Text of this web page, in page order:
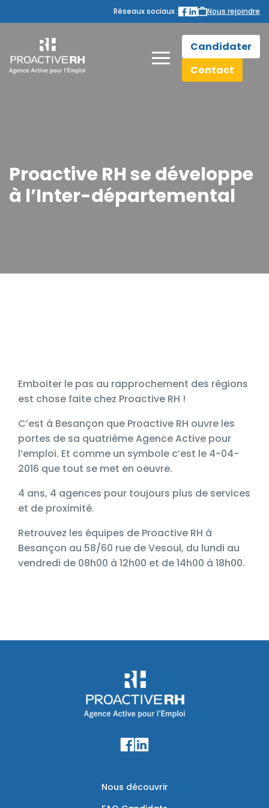
Réseaux sociaux : Nous rejoindre
Candidater
Contact
Proactive RH se développe
à l’Inter-départemental
Emboiter le pas au rapprochement des régions
est chose faite chez Proactive RH !
C’est à Besançon que Proactive RH ouvre les
portes de sa quatrième Agence Active pour
l’emploi. Et comme un symbole c’est le 4-04-
2016 que tout se met en oeuvre.
4 ans, 4 agences pour toujours plus de services
et de proximité.
Retrouvez les équipes de Proactive RH à
Besançon au 58/60 rue de Vesoul, du lundi au
vendredi de 08h00 à 12h00 et de 14h00 à 18h00.
Nous découvrir